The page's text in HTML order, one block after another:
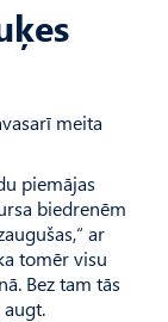
meita
piemājas
biedrenēm
ar
tomēr visu
Bez tam tās